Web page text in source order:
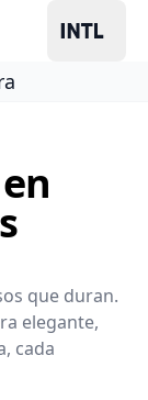
que duran.
elegante,
cada